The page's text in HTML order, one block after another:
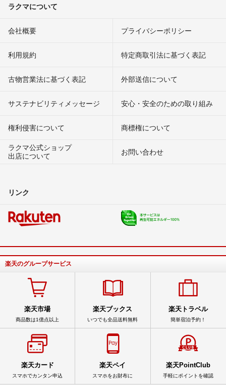
ラクマについて
会社概要 プライバシーポリシー
利用規約 特定商取引法に基づく表記
古物営業法に基づく表記 外部送信について
サステナビリティメッセージ 安心・安全のための取り組み
権利侵害について
商標権について
ラクマ公式ショップ
出店について
お問い合わせ
リンク
楽天のグループサービス
楽天市場
商品数は1億点以上
楽天ブックス
いつでも全品送料無料
楽天トラベル
簡単宿泊予約！
楽天カード
スマホでカンタン申込
楽天ペイ
スマホをお財布に
楽天PointClub
手軽にポイントを確認